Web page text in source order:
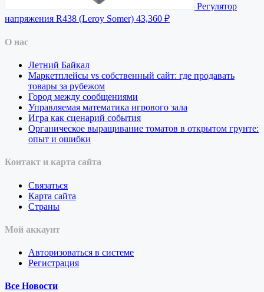
Регулятор
напряжения R438 (Leroy Somer) 43,360 ₽
О нас
Летний Байкал
Маркетплейсы vs собственный сайт: где продавать
товары за рубежом
Город между сообщениями
Управляемая математика игрового зала
Игра как сценарий события
Органическое выращивание томатов в открытом грунте:
опыт и ошибки
Контакт и карта сайта
Связаться
Карта сайта
Страны
Мой аккаунт
Авторизоваться в системе
Регистрация
Все Новости